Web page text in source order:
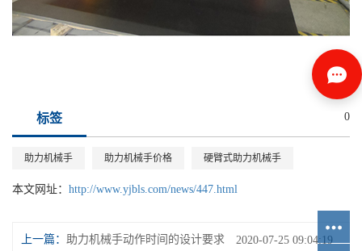
标签 0
助力机械手 助力机械手价格 硬臂式助力机械手
本文网址： http://www.yjbls.com/news/447.html
上一篇： 助力机械手动作时间的设计要求 2020-07-25 09:04:19